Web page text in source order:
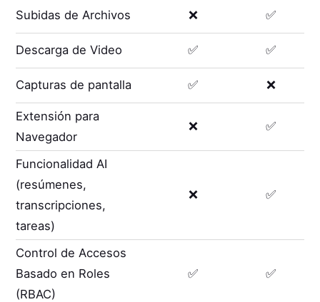
Subidas de Archivos ❌ ✅
Descarga de Video ✅ ✅
Capturas de pantalla ✅ ❌
Extensión para
Navegador
❌ ✅
Funcionalidad AI
(resúmenes,
transcripciones,
tareas)
❌ ✅
Control de Accesos
Basado en Roles
(RBAC)
✅ ✅